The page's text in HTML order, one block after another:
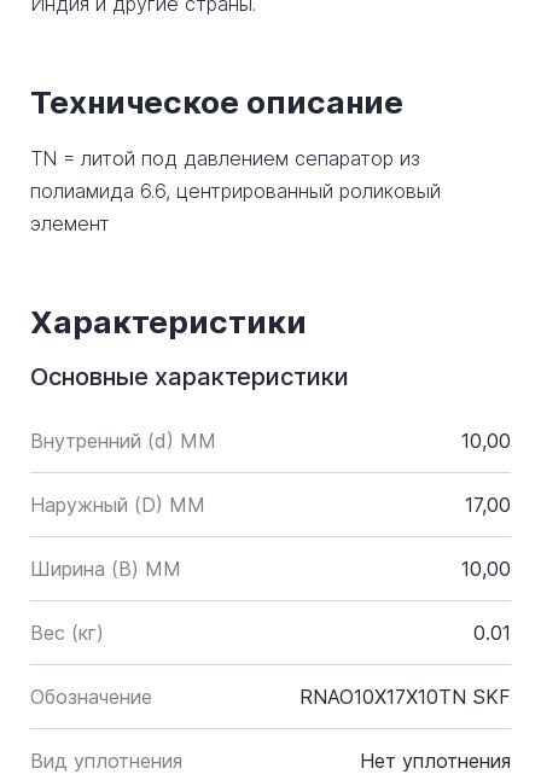
Техническое описание
TN = литой под давлением сепаратор из
полиамида 6.6, центрированный роликовый
элемент
Характеристики
Основные характеристики
Внутренний (d) ММ 10,00
Наружный (D) ММ 17,00
Ширина (B) MM 10,00
Вес (кг) 0.01
Обозначение RNAO10X17X10TN SKF
Вид уплотнения Нет уплотнения